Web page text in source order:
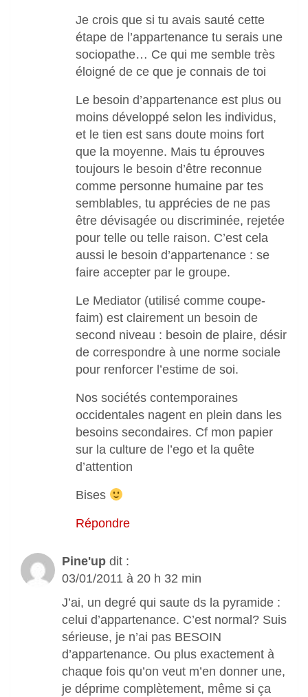
Je crois que si tu avais sauté cette
étape de l’appartenance tu serais une
sociopathe… Ce qui me semble très
éloigné de ce que je connais de toi
Le besoin d’appartenance est plus ou
moins développé selon les individus,
et le tien est sans doute moins fort
que la moyenne. Mais tu éprouves
toujours le besoin d’être reconnue
comme personne humaine par tes
semblables, tu apprécies de ne pas
être dévisagée ou discriminée, rejetée
pour telle ou telle raison. C’est cela
aussi le besoin d’appartenance : se
faire accepter par le groupe.
Le Mediator (utilisé comme coupe-
faim) est clairement un besoin de
second niveau : besoin de plaire, désir
de correspondre à une norme sociale
pour renforcer l’estime de soi.
Nos sociétés contemporaines
occidentales nagent en plein dans les
besoins secondaires. Cf mon papier
sur la culture de l’ego et la quête
d’attention
Bises
Répondre
Pine'up dit :
03/01/2011 à 20 h 32 min
J’ai, un degré qui saute ds la pyramide :
celui d’appartenance. C’est normal? Suis
sérieuse, je n’ai pas BESOIN
d’appartenance. Ou plus exactement à
chaque fois qu’on veut m’en donner une,
je déprime complètement, même si ça